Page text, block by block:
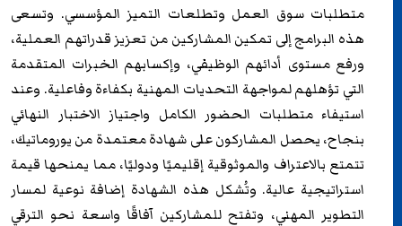
متطلبات سوق العمل وتطلعات التميز المؤسسي. وتسعى
هذه البرامج إلى تمكين المشاركين من تعزيز قدراتهم العملية،
ورفع مستوى أدائهم الوظيفي، وإكسابهم الخبرات المتقدمة
التي تؤهلهم لمواجهة التحديات المهنية بكفاءة وفاعلية. وعند
استيفاء متطلبات الحضور الكامل واجتياز الاختبار النهائي
بنجاح، يحصل المشاركون على شهادة معتمدة منيوروماتيك،
تتمتع بالاعتراف والموثوقية إقليميًا ودوليًا، مما يمنحها قيمة
استراتيجية عالية. وتُشكل هذه الشهادة إضافة نوعية لمسار
التطوير المهني، وتفتح للمشاركين آفاقًا واسعة نحو الترقي